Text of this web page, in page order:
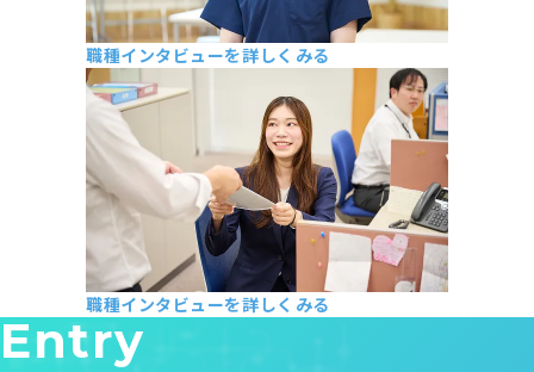
長岡管理部 M・T
2019年入社
職種インタビューを詳しくみる
2022年入社
職種インタビューを詳しくみる
Entry